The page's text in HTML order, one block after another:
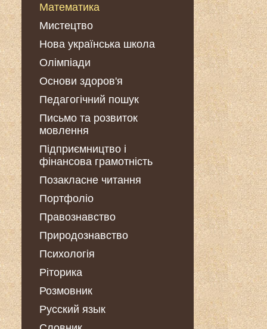
Математика
Мистецтво
Нова українська школа
Олімпіади
Основи здоров'я
Педагогічний пошук
Письмо та розвиток
мовлення
Підприємництво і
фінансова грамотність
Позакласне читання
Портфоліо
Правознавство
Природознавство
Психологія
Ріторика
Розмовник
Русский язык